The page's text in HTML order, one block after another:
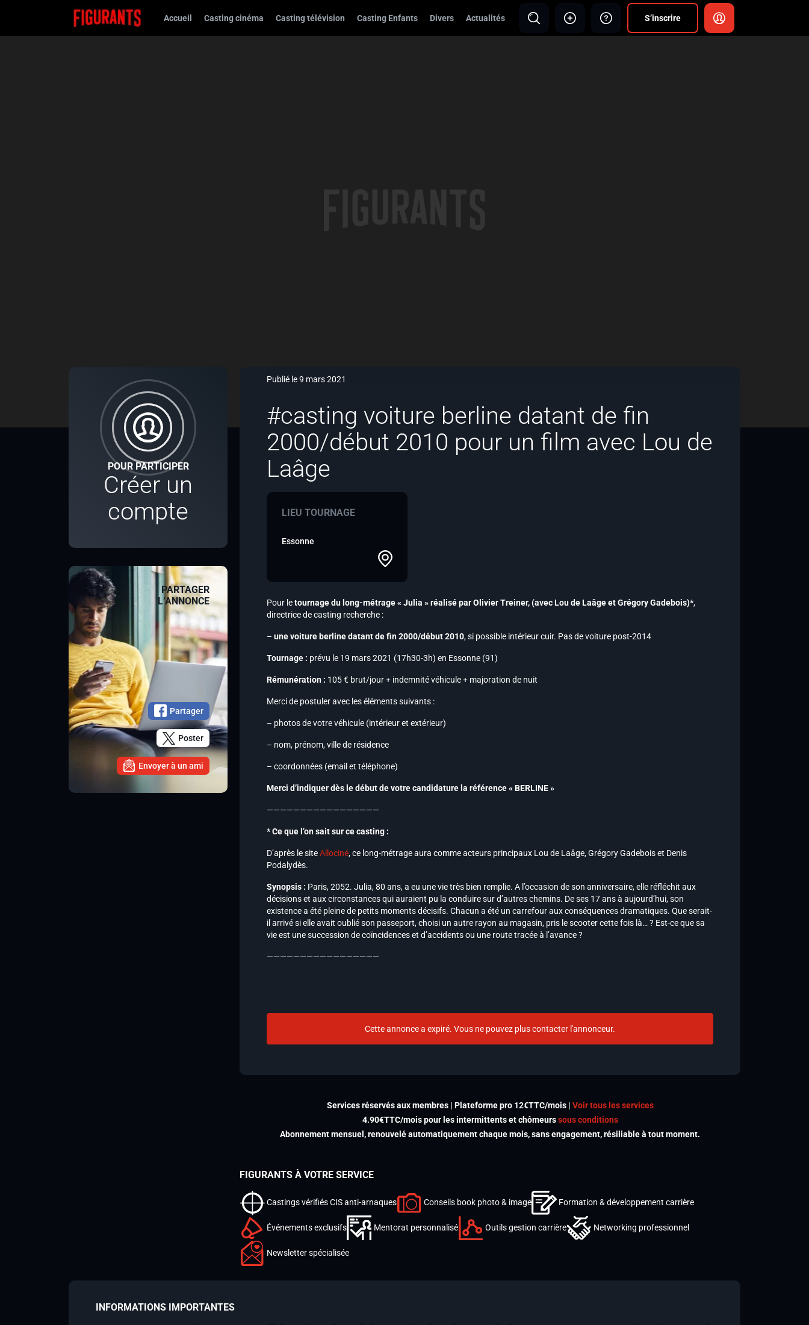
Accueil Casting cinéma Casting télévision Casting Enfants Divers Actualités S’inscrire
POUR PARTICIPER
Créer un
compte
PARTAGER
L’ANNONCE
Partager
Poster
Envoyer à un ami
Publié le 9 mars 2021
#casting voiture berline datant de fin
2000/début 2010 pour un film avec Lou de
Laâge
LIEU TOURNAGE
Essonne
Pour letournage du long-métrage « Julia » réalisé par Olivier Treiner,(avec Lou de Laâge et Grégory Gadebois)*,
directrice de casting recherche :
– une voiture berline datant de fin 2000/début 2010, si possible intérieur cuir. Pas de voiture post-2014
Tournage : prévu le 19 mars 2021 (17h30-3h) en Essonne (91)
Rémunération : 105 € brut/jour + indemnité véhicule + majoration de nuit
Merci de postuler avec les éléments suivants :
– photos de votre véhicule (intérieur et extérieur)
– nom, prénom, ville de résidence
– coordonnées (email et téléphone)
Merci d’indiquer dès le début de votre candidature la référence « BERLINE »
—————————————————
* Ce que l’on sait sur ce casting :
D’après le siteAllociné, ce long-métrage aura comme acteurs principaux Lou de Laâge, Grégory Gadebois et Denis
Podalydès.
Synopsis : Paris, 2052. Julia, 80 ans, a eu une vie très bien remplie. A l’occasion de son anniversaire, elle réfléchit aux
décisions et aux circonstances qui auraient pu la conduire sur d’autres chemins. De ses 17 ans à aujourd’hui, son
existence a été pleine de petits moments décisifs. Chacun a été un carrefour aux conséquences dramatiques. Que serait-
il arrivé si elle avait oublié son passeport, choisi un autre rayon au magasin, pris le scooter cette fois là… ? Est-ce que sa
vie est une succession de coïncidences et d’accidents ou une route tracée à l’avance ?
—————————————————
Cette annonce a expiré. Vous ne pouvez plus contacter l'annonceur.
Services réservés aux membres | Plateforme pro 12€TTC/mois | Voir tous les services
4.90€TTC/mois pour les intermittents et chômeurssous conditions
Abonnement mensuel, renouvelé automatiquement chaque mois, sans engagement, résiliable à tout moment.
FIGURANTS À VOTRE SERVICE
Castings vérifiés CIS anti-arnaques Conseils book photo & image Formation & développement carrière
Événements exclusifs Mentorat personnalisé Outils gestion carrière Networking professionnel
Newsletter spécialisée
INFORMATIONS IMPORTANTES